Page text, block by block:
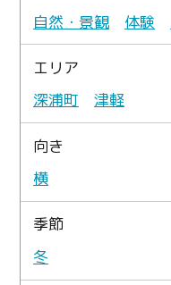
自然・景観
体験
エリア
深浦町
津軽
向き
横
季節
冬